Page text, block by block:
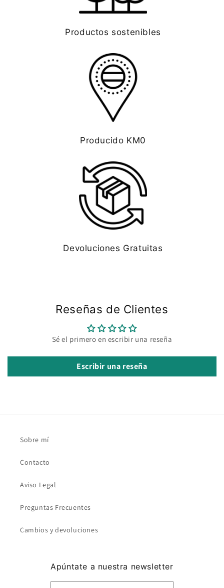
Productos sostenibles
Producido KM0
Devoluciones Gratuitas
Reseñas de Clientes
Sé el primero en escribir una reseña
Escribir una reseña
Sobre mí
Contacto
Aviso Legal
Preguntas Frecuentes
Cambios y devoluciones
Apúntate a nuestra newsletter